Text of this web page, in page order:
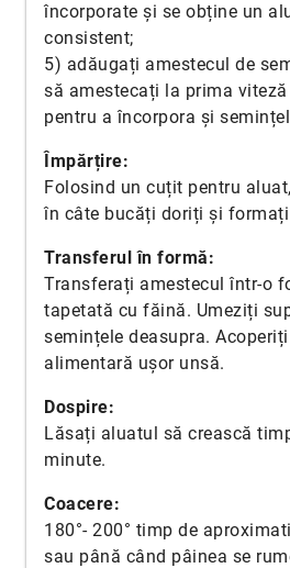
încorporate și se obține un
consistent;
5) adăugați amestecul de
să amestecați la prima
pentru a încorpora și
Împărțire:
Folosind un cuțit pentru
în câte bucăți doriți și
Transferul în formă:
Transferați amestecul într-o
tapetată cu făină. Umeziți
semințele deasupra.
alimentară ușor unsă.
Dospire:
Lăsați aluatul să crească
minute.
Coacere:
180°- 200° timp de
sau până când pâinea se